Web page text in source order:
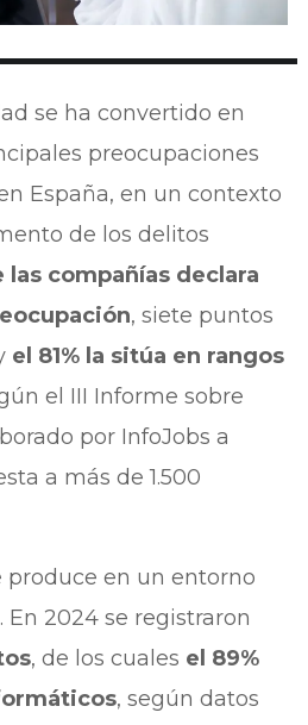
se ha convertido en
preocupaciones
España, en un contexto
de los delitos
las compañías declara
, siete puntos
el 81% la sitúa en rangos
el III Informe sobre
por InfoJobs a
a más de 1.500
produce en un entorno
2024 se registraron
, de los cuales el 89%
, según datos